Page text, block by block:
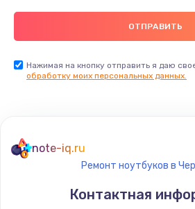
Нажимая на кнопку отправить я даю
обработку моих персональных данных.
note-iq.ru
Ремонт ноутбуков в
Контактная